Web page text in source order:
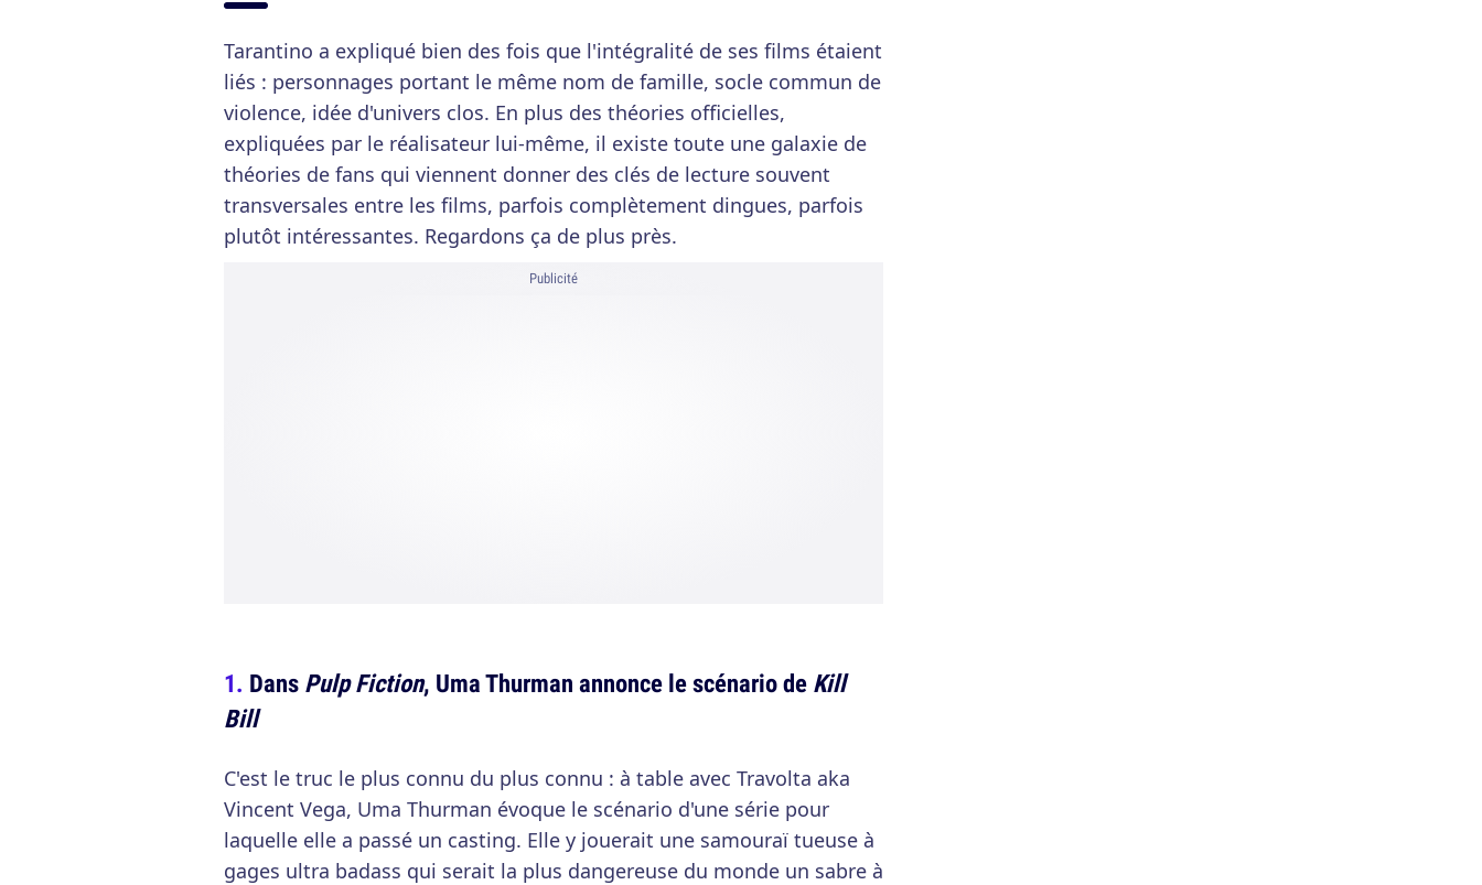
Tarantino a expliqué bien des fois que l'intégralité de ses films étaient
liés : personnages portant le même nom de famille, socle commun de
violence, idée d'univers clos. En plus des théories officielles,
expliquées par le réalisateur lui-même, il existe toute une galaxie de
théories de fans qui viennent donner des clés de lecture souvent
transversales entre les films, parfois complètement dingues, parfois
plutôt intéressantes. Regardons ça de plus près.
Publicité
DansPulp Fiction, Uma Thurman annonce le scénario deKill
Bill
C'est le truc le plus connu du plus connu : à table avec Travolta aka
Vincent Vega, Uma Thurman évoque le scénario d'une série pour
laquelle elle a passé un casting. Elle y jouerait une samouraï tueuse à
gages ultra badass qui serait la plus dangereuse du monde un sabre à